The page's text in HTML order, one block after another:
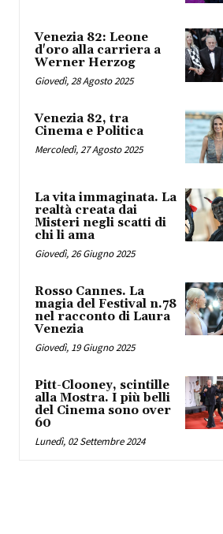
Venezia 82: Leone
d'oro alla carriera a
Werner Herzog
Giovedì, 28 Agosto 2025
Venezia 82, tra
Cinema e Politica
Mercoledì, 27 Agosto 2025
La vita immaginata. La
realtà creata dai
Misteri negli scatti di
chi li ama
Giovedì, 26 Giugno 2025
Rosso Cannes. La
magia del Festival n.78
nel racconto di Laura
Venezia
Giovedì, 19 Giugno 2025
Pitt-Clooney, scintille
alla Mostra. I più belli
del Cinema sono over
60
Lunedì, 02 Settembre 2024